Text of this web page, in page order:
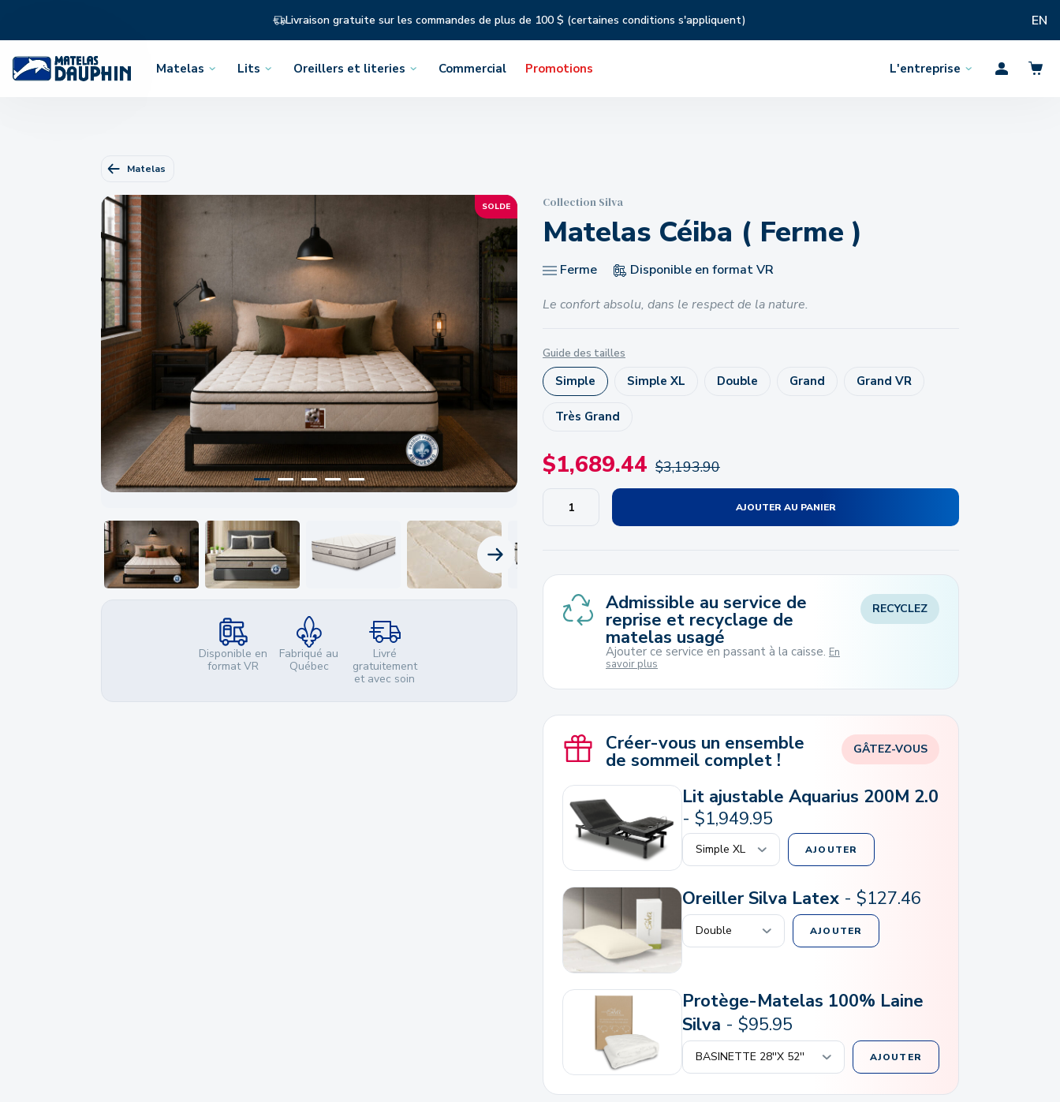
Livraison gratuite sur les commandes de plus de 100 $ (certaines conditions s'appliquent) EN
Ouvrir
Matelas
Ouvrir
Lits
Ouvrir
Oreillers et literies Commercial Promotions
Ouvrir
L'entreprise Profil
Matelas
SOLDE
PRODUIT SUIVANT
Disponible en
format VR
Fabriqué au
Québec
Livré
gratuitement
et avec soin
Collection Silva
Matelas Céiba ( Ferme )
Ferme
Disponible en format VR
Le confort absolu, dans le respect de la nature.
Guide des tailles
Simple Simple XL Double Grand Grand VR
Très Grand
$1,689.44 $3,193.90
AJOUTER AU PANIER
Admissible au service de
reprise et recyclage de
matelas usagé
Ajouter ce service en passant à la caisse. En
savoir plus
RECYCLEZ
Créer-vous un ensemble
de sommeil complet ! GÂTEZ-VOUS
Lit ajustable Aquarius 200M 2.0
- $1,949.95
AJOUTER
Oreiller Silva Latex - $127.46
AJOUTER
Protège-Matelas 100% Laine
Silva - $95.95
AJOUTER